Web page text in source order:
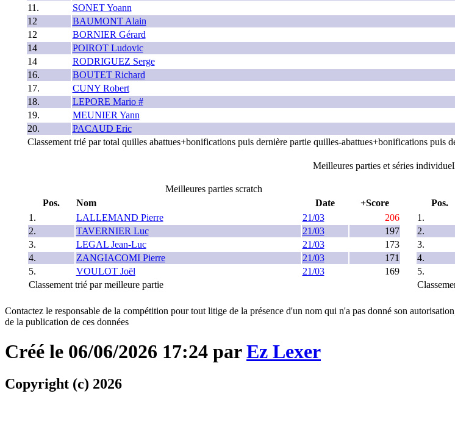
11.
SONET Yoann
12
BAUMONT Alain
12
BORNIER Gérard
14
POIROT Ludovic
14
RODRIGUEZ Serge
16.
BOUTET Richard
17.
CUNY Robert
18.
LEPORE Mario #
19.
MEUNIER Yann
20.
PACAUD Eric
Classement trié par total quilles abattues+bonifications puis dernière partie quilles-abattues+bonifications puis
Meilleures parties et séries
Meilleures parties scratch
Pos.
Nom Date
+Score
1.
LALLEMAND Pierre 21/03
206
2.
TAVERNIER Luc 21/03
197
3.
LEGAL Jean-Luc 21/03
173
4.
ZANGIACOMI Pierre 21/03
171
5.
VOULOT Joël 21/03
169
Classement trié par meilleure partie
Pos.
1.
2.
3.
4.
5.
Contactez le responsable de la compétition pour tout litige de la présence d'un nom qui n'a pas donné son
de la publication de ces données
Créé le 06/06/2026 17:24 parEz Lexer
Copyright (c) 2026